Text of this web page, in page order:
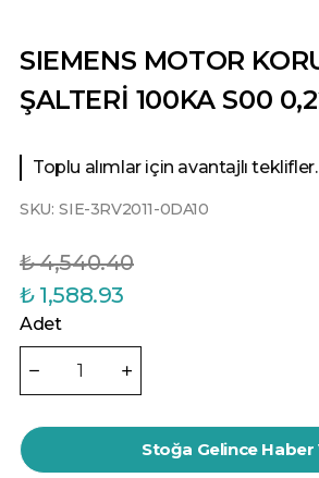
SIEMENS MOTOR
ŞALTERİ 100KA S00
Toplu alımlar için avantajlı
SKU: SIE-3RV2011-0DA10
₺ 4,540.40
₺ 1,588.93
Adet
Stoğa Gelince Haber